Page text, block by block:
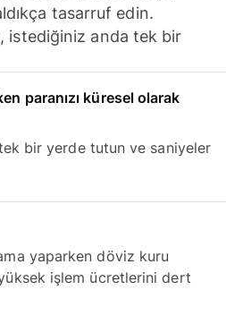
tasarruf edin.
istediğiniz anda tek bir
paranızı küresel olarak
bir yerde tutun ve saniyeler
yaparken döviz kuru
işlem ücretlerini dert